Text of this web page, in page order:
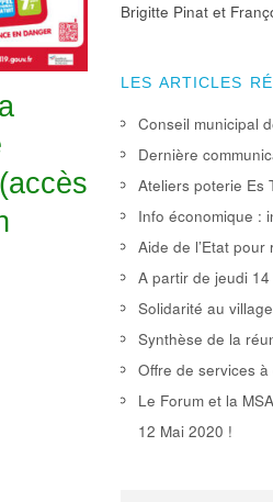
Brigitte Pinat et
LES ARTICLES
Conseil municipal
Dernière
Ateliers poterie Es
Info économique :
Aide de l’Etat
A partir de jeudi
Solidarité au
Synthèse de la
Offre de services à
Le Forum et la
12 Mai 2020 !